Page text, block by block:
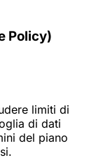
Policy)
limiti di
di dati
del piano